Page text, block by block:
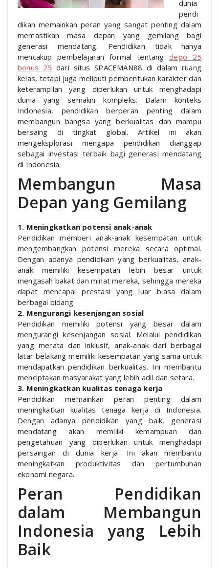
dunia
pendi
dikan memainkan peran yang sangat penting dalam
memastikan masa depan yang gemilang bagi
generasi mendatang. Pendidikan tidak hanya
mencakup pembelajaran formal tentangdepo 25
bonus 25 dari situs SPACEMAN88 di dalam ruang
kelas, tetapi juga meliputi pembentukan karakter dan
keterampilan yang diperlukan untuk menghadapi
dunia yang semakin kompleks. Dalam konteks
Indonesia, pendidikan berperan penting dalam
membangun bangsa yang berkualitas dan mampu
bersaing di tingkat global. Artikel ini akan
mengeksplorasi mengapa pendidikan dianggap
sebagai investasi terbaik bagi generasi mendatang
di Indonesia.
Membangun Masa
Depan yang Gemilang
1. Meningkatkan potensi anak-anak
Pendidikan memberi anak-anak kesempatan untuk
mengembangkan potensi mereka secara optimal.
Dengan adanya pendidikan yang berkualitas, anak-
anak memiliki kesempatan lebih besar untuk
mengasah bakat dan minat mereka, sehingga mereka
dapat mencapai prestasi yang luar biasa dalam
berbagai bidang.
2. Mengurangi kesenjangan sosial
Pendidikan memiliki potensi yang besar dalam
mengurangi kesenjangan sosial. Melalui pendidikan
yang merata dan inklusif, anak-anak dari berbagai
latar belakang memiliki kesempatan yang sama untuk
mendapatkan pendidikan berkualitas. Ini membantu
menciptakan masyarakat yang lebih adil dan setara.
3. Meningkatkan kualitas tenaga kerja
Pendidikan memainkan peran penting dalam
meningkatkan kualitas tenaga kerja di Indonesia.
Dengan adanya pendidikan yang baik, generasi
mendatang akan memiliki kemampuan dan
pengetahuan yang diperlukan untuk menghadapi
persaingan di dunia kerja. Ini akan membantu
meningkatkan produktivitas dan pertumbuhan
ekonomi negara.
Peran Pendidikan
dalam Membangun
Indonesia yang Lebih
Baik